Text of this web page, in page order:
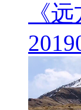
《